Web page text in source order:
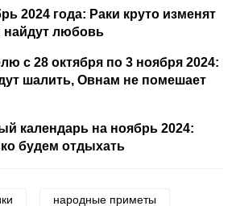
2024 года: Раки круто изменят
любовь
с 28 октября по 3 ноября 2024:
шалить, Овнам не помешает
календарь на ноябрь 2024:
будем отдыхать
народные приметы